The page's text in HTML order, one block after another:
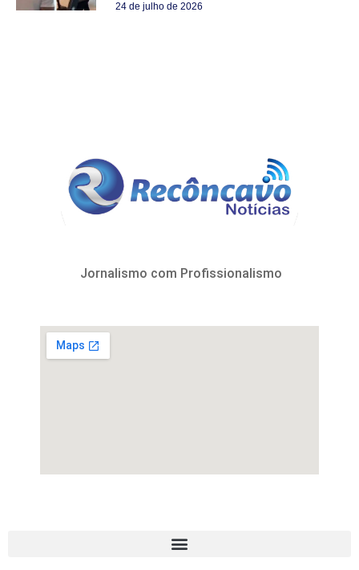
24 de julho de 2026
Jornalismo com Profissionalismo